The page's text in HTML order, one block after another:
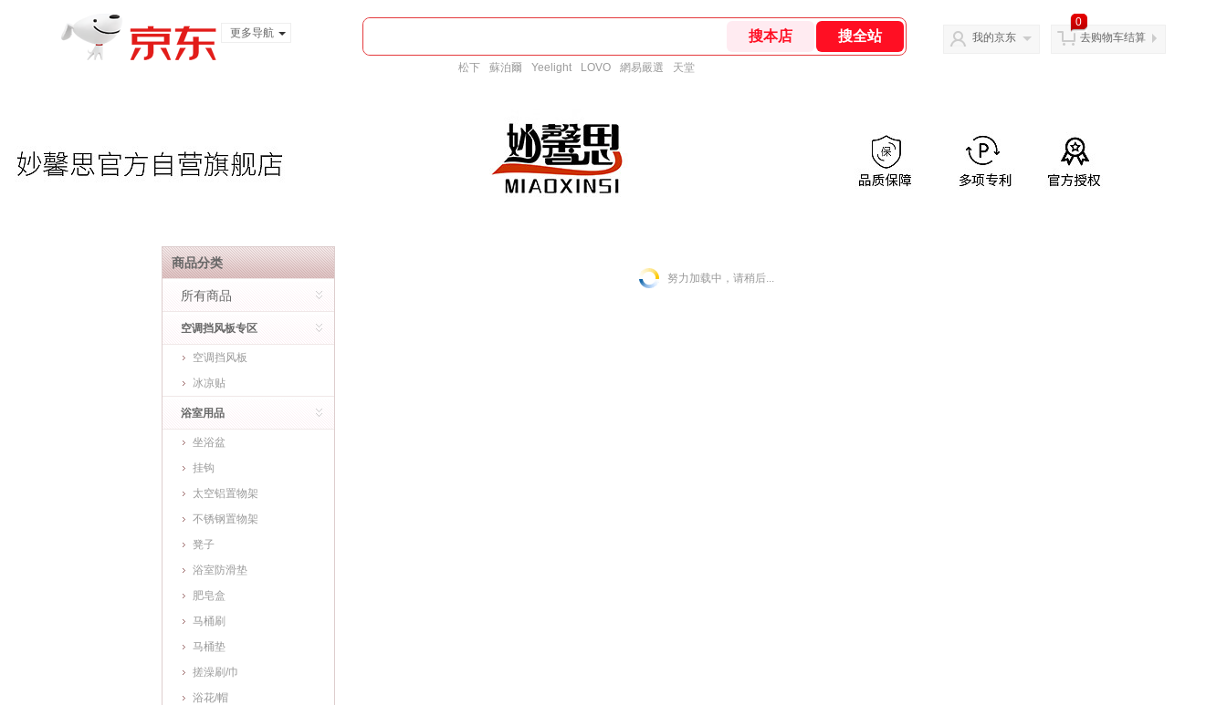
更多导航
松下 蘇泊爾 Yeelight LOVO 網易嚴選 天堂
我的京东
0
去购物车结算
商品分类
所有商品
空调挡风板专区
空调挡风板
冰凉贴
浴室用品
坐浴盆
挂钩
太空铝置物架
不锈钢置物架
凳子
浴室防滑垫
肥皂盒
马桶刷
马桶垫
搓澡刷/巾
浴花/帽
努力加载中，请稍后...